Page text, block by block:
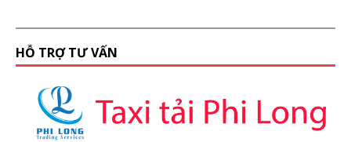
HỖ TRỢ TƯ VẤN